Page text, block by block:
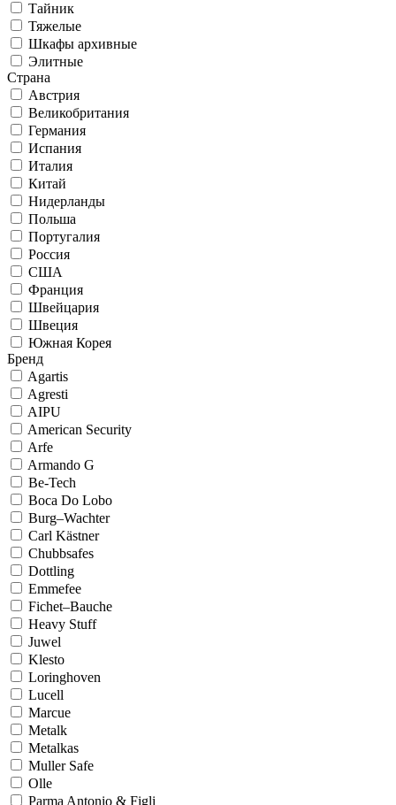
Тайник
Тяжелые
Шкафы архивные
Элитные
Страна
Австрия
Великобритания
Германия
Испания
Италия
Китай
Нидерланды
Польша
Португалия
Россия
США
Франция
Швейцария
Швеция
Южная Корея
Бренд
Agartis
Agresti
AIPU
American Security
Arfe
Armando G
Be-Tech
Boca Do Lobo
Burg–Wachter
Carl Kästner
Chubbsafes
Dottling
Emmefee
Fichet–Bauche
Heavy Stuff
Juwel
Klesto
Loringhoven
Lucell
Marcue
Metalk
Metalkas
Muller Safe
Olle
Parma Antonio & Figli